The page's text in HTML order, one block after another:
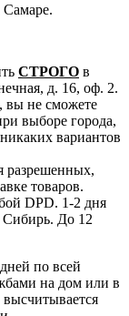
СТРОГО в
д. 16, оф. 2.
вы не сможете
выборе города,
вариантов
разрешенных,
товаров.
DPD. 1-2 дня
Сибирь. До 12
по всей
на дом или в